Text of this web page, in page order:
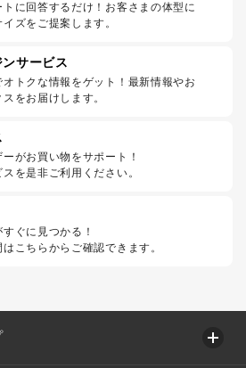
に回答するだけ！お客さまの体型に
ズをご提案します。
サービス
オトクな情報をゲット！最新情報やお
をお届けします。
がお買い物をサポート！
を是非ご利用ください。
ぐに見つかる！
こちらからご確認できます。